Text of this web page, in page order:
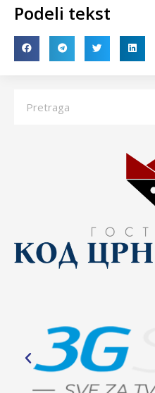
Podeli tekst